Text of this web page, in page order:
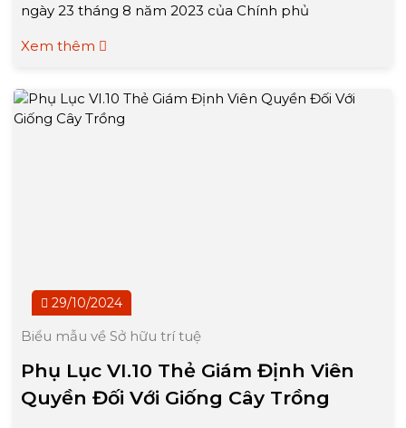
ngày 23 tháng 8 năm 2023 của Chính phủ
Xem thêm
29/10/2024
Biểu mẫu về Sở hữu trí tuệ
Phụ Lục VI.10 Thẻ Giám Định Viên
Quyền Đối Với Giống Cây Trồng